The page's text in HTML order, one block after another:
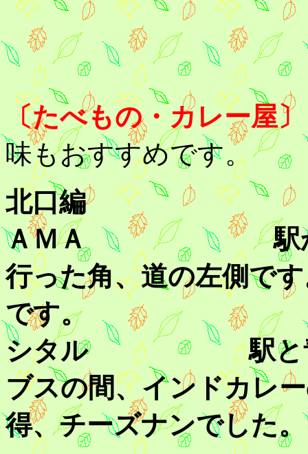
〔たべもの・カレー
味もおすすめです。
北口編
ＡＭＡ 駅から銀
行った角、道の左側で
です。
シタル 駅と青梅
ブスの間、インドカレ
得、チーズナンでした。